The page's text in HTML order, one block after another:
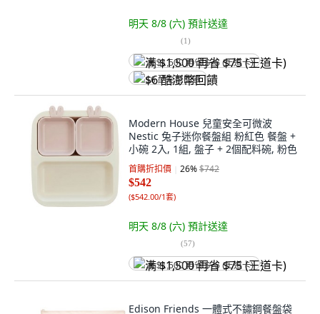
明天 8/8 (六) 預計送達
(1)
满 $1,500 再省 $75 (王道卡)
$6 酷澎幣回饋
Modern House 兒童安全可微波
Nestic 兔子迷你餐盤組 粉紅色 餐盤 +
小碗 2入, 1組, 盤子 + 2個配料碗, 粉色
首購折扣價 26%$742
$542
($542.00/1套)
明天 8/8 (六) 預計送達
(57)
满 $1,500 再省 $75 (王道卡)
Edison Friends 一體式不鏽鋼餐盤袋